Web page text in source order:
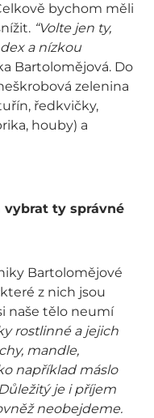
bychom měli
“Volte jen ty,
a nízkou
Bartolomějová. Do
zelenina
ředkvičky,
houby) a
ty správné
Bartolomějové
z nich jsou
naše tělo neumí
rostlinné a jejich
mandle,
například máslo
je i příjem
neobejdeme.